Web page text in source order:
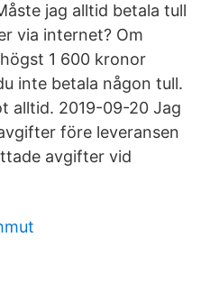
jag alltid betala tull
via internet? Om
1 600 kronor
inte betala någon tull.
alltid. 2019-09-20 Jag
före leveransen
avgifter vid